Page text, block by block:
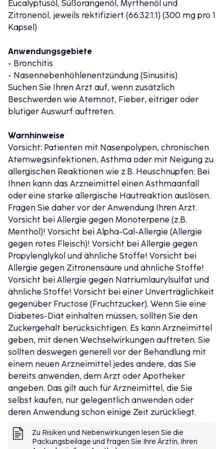
Spezialdestillat aus vier verschiedenen Pflanzen
gewonnen: Eukalyptus, Süßorange, Myrte und
Zitrone.
Inhalation von innen. Die natürlichen
Selbstreinigungskräfte der Atemwege werden
aktiviert: Der Schleim in den Bronchien und
Nasennebenhöhlen wird gelöst, der Abtransport
schädlicher Bakterien und Viren aus den
Atemwegen verbessert und die Krankheitsdauer
FÜR DIE GESAMTEN ATEMWEGE
Die Schleimhaut der oberen und unteren Atemwege
bildet eine gemeinsame Einheit. Deshalb sind Nase,
Nasennebenhöhlen und Bronchien häufig
gleichzeitig von einem Atemwegsinfekt betroffen.
GeloMyrtol® forte wirkt umfassend sowohl in den
oberen als auch den unteren Atemwegen:Bei
Symptomen wie Husten, Schnupfen und
Druckkopfschmerz.
Inhalation von innen
GeloMyrtol® forte wirkt befreiend und wohltuend wie
eine Inhalation von innen: Die Wirkstoffe werden
vom Körper aufgenommen und gelangen über den
Blutkreislauf in die Lunge und Nasennebenhöhlen.
Von dort werden die ätherischen Öle ausgeatmet.
Sie spüren und riechen GeloMyrtol® forte wie bei
einer Inhalation.
Nutzen bei chronischer Bronchitis
Husten und Auswurf sind die typischen Anzeichen
einer Bronchitis. Diese gilt als chronisch, wenn die
Symptome in zwei aufeinander folgenden Jahren für
mindestens drei Monate pro Jahr an den meisten
Tagen bestehen.Studien zeigen, dass sich die
Eucalyptusöl, Süßorangenöl, Myrthenöl und
Zitronenöl, jeweils rektifiziert (66:32:1:1) (300 mg pro 1
Kapsel)
Anwendungsgebiete
- Bronchitis
- Nasennebenhöhlenentzündung (Sinusitis)
Suchen Sie Ihren Arzt auf, wenn zusätzlich
Beschwerden wie Atemnot, Fieber, eitriger oder
blutiger Auswurf auftreten.
Warnhinweise
Vorsicht: Patienten mit Nasenpolypen, chronischen
Atemwegsinfektionen, Asthma oder mit Neigung zu
allergischen Reaktionen wie z.B. Heuschnupfen: Bei
Ihnen kann das Arzneimittel einen Asthmaanfall
oder eine starke allergische Hautreaktion auslösen.
Fragen Sie daher vor der Anwendung Ihren Arzt.
Vorsicht bei Allergie gegen Monoterpene (z.B.
Menthol)! Vorsicht bei Alpha-Gal-Allergie (Allergie
gegen rotes Fleisch)! Vorsicht bei Allergie gegen
Propylenglykol und ähnliche Stoffe! Vorsicht bei
Allergie gegen Zitronensäure und ähnliche Stoffe!
Vorsicht bei Allergie gegen Natriumlaurylsulfat und
ähnliche Stoffe! Vorsicht bei einer Unverträglichkeit
gegenüber Fructose (Fruchtzucker). Wenn Sie eine
Diabetes-Diät einhalten müssen, sollten Sie den
Zuckergehalt berücksichtigen. Es kann Arzneimittel
geben, mit denen Wechselwirkungen auftreten. Sie
sollten deswegen generell vor der Behandlung mit
einem neuen Arzneimittel jedes andere, das Sie
bereits anwenden, dem Arzt oder Apotheker
angeben. Das gilt auch für Arzneimittel, die Sie
selbst kaufen, nur gelegentlich anwenden oder
deren Anwendung schon einige Zeit zurückliegt.
Zu Risiken und Nebenwirkungen lesen Sie die
Packungsbeilage und fragen Sie Ihre Ärztin, Ihren